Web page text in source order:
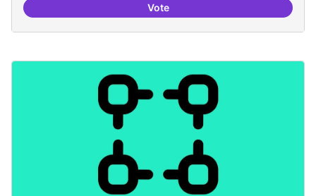
VoteSuport a projectes digitals i